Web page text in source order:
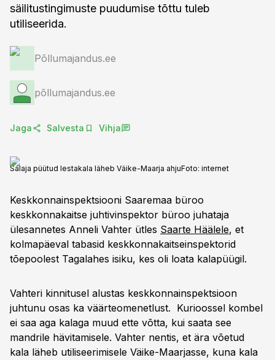
säilitustingimuste puudumise tõttu tuleb
utiliseerida.
Põllumajandus.ee
põllumajandus.ee
Jaga Salvesta Vihja
Salaja püütud lestakala läheb Väike-Maarja ahjuFoto: internet
Keskkonnainspektsiooni Saaremaa büroo
keskkonnakaitse juhtivinspektor büroo juhataja
ülesannetes Anneli Vahter ütles Saarte Häälele, et
kolmapäeval tabasid keskkonnakaitseinspektorid
tõepoolest Tagalahes isiku, kes oli loata kalapüügil.
Vahteri kinnitusel alustas keskkonnainspektsioon
juhtunu osas ka väärteomenetlust. Kurioossel kombel
ei saa aga kalaga muud ette võtta, kui saata see
mandrile hävitamisele. Vahter nentis, et ära võetud
kala läheb utiliseerimisele Väike-Maarjasse, kuna kala